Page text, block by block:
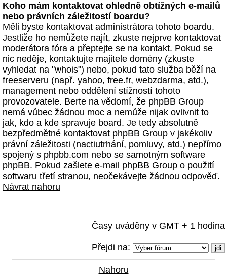
Koho mám kontaktovat ohledně obtížných e-mailů
nebo právních záležitostí boardu?
Měli byste kontaktovat administrátora tohoto boardu.
Jestliže ho nemůžete najít, zkuste nejprve kontaktovat
moderátora fóra a přeptejte se na kontakt. Pokud se
nic neděje, kontaktujte majitele domény (zkuste
vyhledat na "whois") nebo, pokud tato služba běží na
freeserveru (např. yahoo, free.fr, webzdarma, atd.),
management nebo oddělení stížností tohoto
provozovatele. Berte na vědomí, že phpBB Group
nemá vůbec žádnou moc a nemůže nijak ovlivnit to
jak, kdo a kde spravuje board. Je tedy absolutně
bezpředmětné kontaktovat phpBB Group v jakékoliv
právní záležitosti (nactiutrhání, pomluvy, atd.) nepřímo
spojený s phpbb.com nebo se samotným software
phpBB. Pokud zašlete e-mail phpBB Group o použití
softwaru třetí stranou, neočekávejte žádnou odpověď.
Návrat nahoru
Časy uváděny v GMT + 1 hodina
Přejdi na:
Nahoru